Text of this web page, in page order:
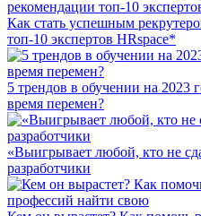
Как стать успешным
топ-10 экспертов HRspace*
5 трендов в обучении на 2023
время перемен?
«Выигрывает любой, кто не
разработчики